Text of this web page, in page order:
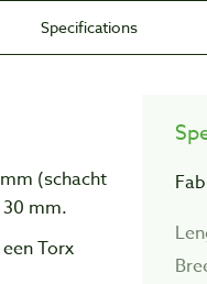
Specifications
(schacht
mm.
Torx